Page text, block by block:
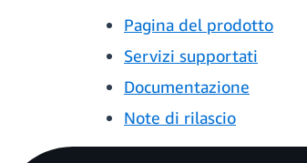
Pagina del prodotto
Servizi supportati
Documentazione
Note di rilascio